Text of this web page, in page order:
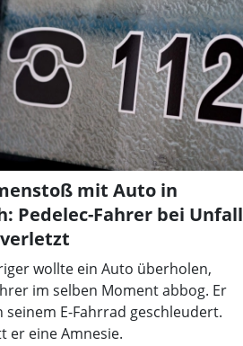
mit Auto in
Pedelec-Fahrer bei Unfall
wollte ein Auto überholen,
im selben Moment abbog. Er
seinem E-Fahrrad geschleudert.
er eine Amnesie.